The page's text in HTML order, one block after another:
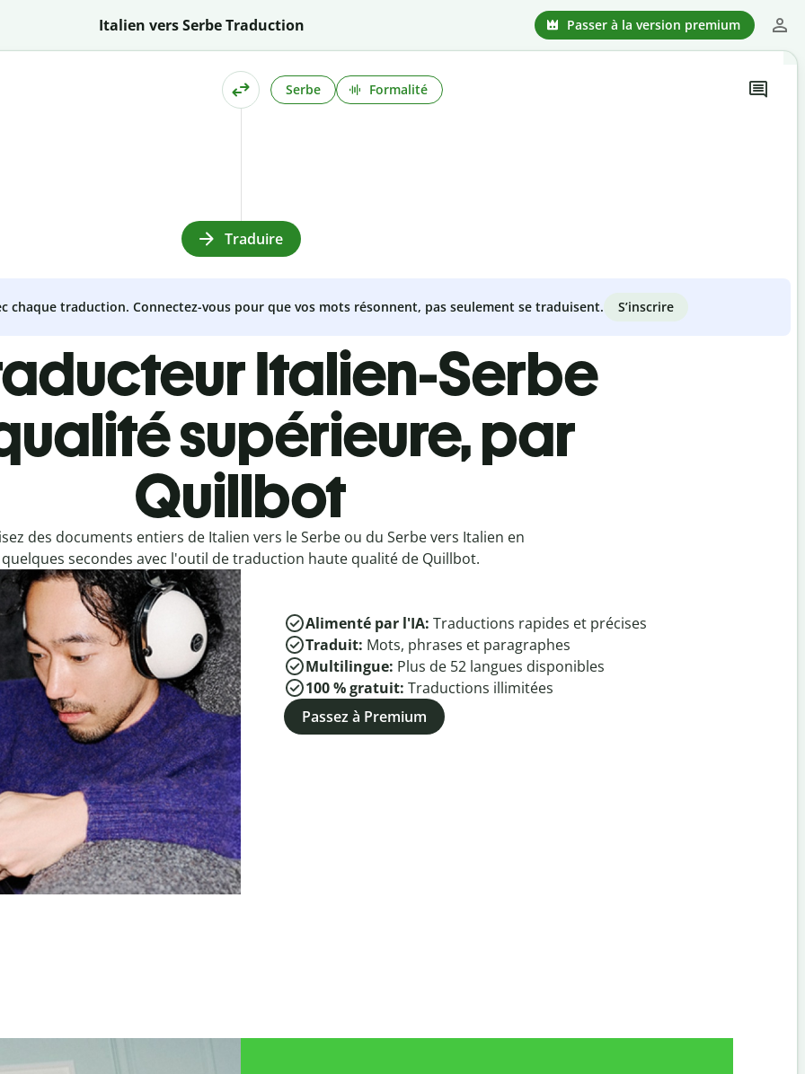
Italien vers Serbe Traduction Passer à la version premium
Serbe Formalité
Traduire
chaque traduction. Connectez-vous pour que vos mots résonnent, pas seulement se traduisent. S’inscrire
Italien-Serbe
supérieure, par
Quillbot
des documents entiers de Italien vers le Serbe ou du Serbe vers Italien en
quelques secondes avec l'outil de traduction haute qualité de Quillbot.
Alimenté par l'IA: Traductions rapides et précises
Traduit: Mots, phrases et paragraphes
Multilingue: Plus de 52 langues disponibles
100 % gratuit: Traductions illimitées
Passez à Premium